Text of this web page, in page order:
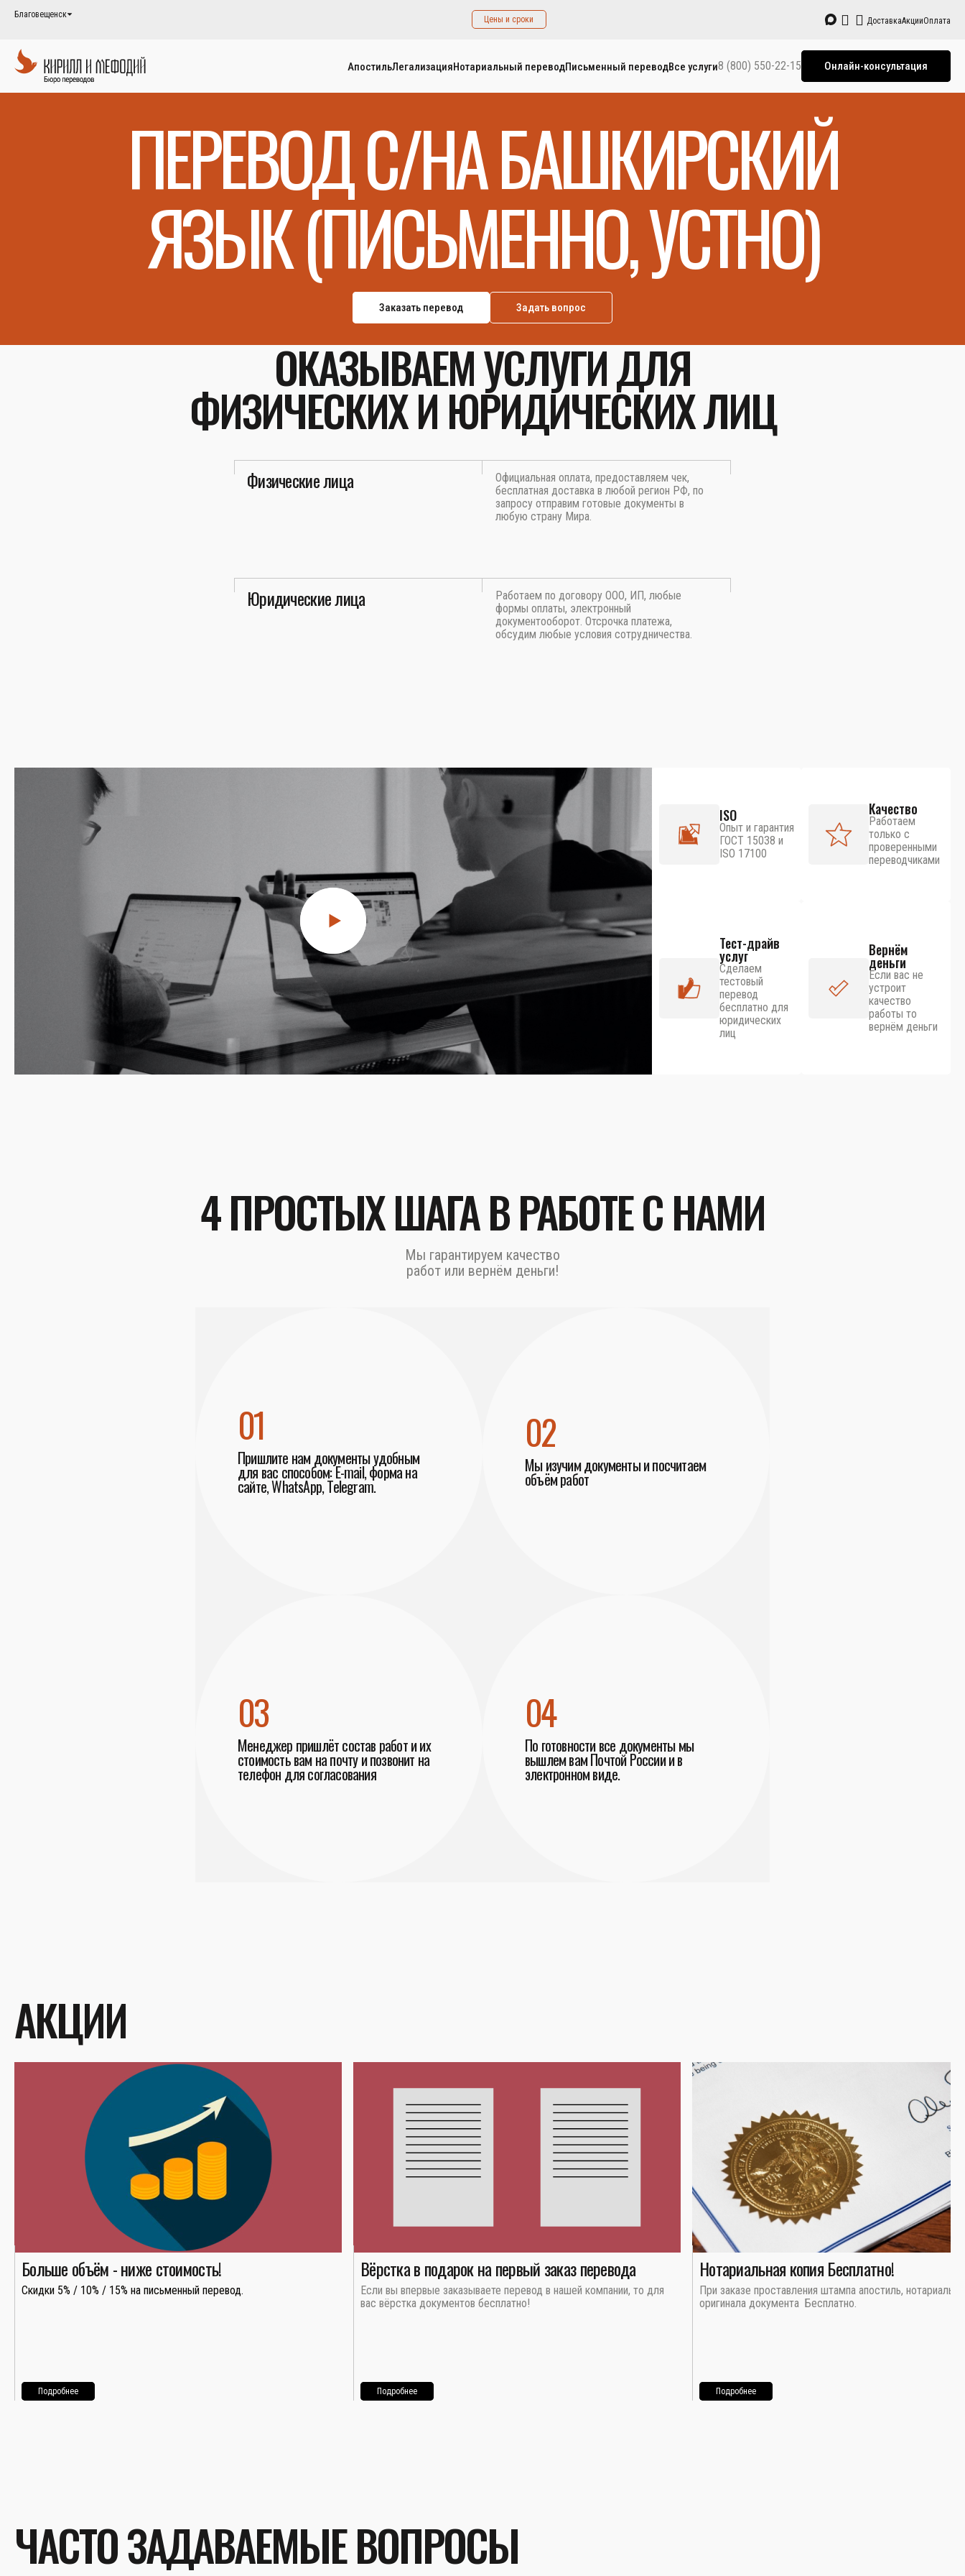
Благовещенск Цены и сроки ДоставкаАкцииОплата
АпостильЛегализацияНотариальный переводПисьменный переводВсе услуги8 (800) 550-22-15 Онлайн-консультация
ПЕРЕВОД С/НА БАШКИРСКИЙ
ЯЗЫК (ПИСЬМЕННО, УСТНО)
Заказать перевод Задать вопрос
ОКАЗЫВАЕМ УСЛУГИ ДЛЯ
ФИЗИЧЕСКИХ И ЮРИДИЧЕСКИХ ЛИЦ
Физические лица
Официальная оплата, предоставляем чек,
бесплатная доставка в любой регион РФ, по
запросу отправим готовые документы в
любую страну Мира.
Юридические лица
Работаем по договору ООО, ИП, любые
формы оплаты, электронный
документооборот. Отсрочка платежа,
обсудим любые условия сотрудничества.
ISO
Опыт и гарантия
ГОСТ 15038 и
ISO 17100
Качество
Работаем
только с
проверенными
переводчиками
Тест-драйв
услуг
Сделаем
тестовый
перевод
бесплатно для
юридических
лиц
Вернём
деньги
Если вас не
устроит
качество
работы то
вернём деньги
4 ПРОСТЫХ ШАГА В РАБОТЕ С НАМИ
Мы гарантируем качество
работ или вернём деньги!
01
Пришлите нам документы удобным
для вас способом: E-mail, форма на
сайте, WhatsApp, Telegram.
02
Мы изучим документы и посчитаем
объём работ
04
По готовности все документы мы
вышлем вам Почтой России и в
электронном виде.
03
Менеджер пришлёт состав работ и их
стоимость вам на почту и позвонит на
телефон для согласования
АКЦИИ
Больше объём - ниже стоимость!
Скидки 5% / 10% / 15% на письменный перевод.
Подробнее
Вёрстка в подарок на первый заказ перевода
Если вы впервые заказываете перевод в нашей компании, то для
вас вёрстка документов бесплатно!
Подробнее
Нотариальная копия Бесплатно!
При заказе проставления штампа апостиль,
оригинала документа Бесплатно.
Подробнее
ЧАСТО ЗАДАВАЕМЫЕ ВОПРОСЫ